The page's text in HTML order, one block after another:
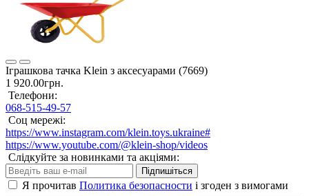
Іграшкова тачка Klein з аксесуарами (7669)
1 920.00грн.
Телефони:
068-515-49-57
Соц мережі:
https://www.instagram.com/klein.toys.ukraine#
https://www.youtube.com/@klein-shop/videos
Слідкуйте за новинками та акціями:
Підпишіться
Я прочитав Политика безопасности і згоден з вимогами